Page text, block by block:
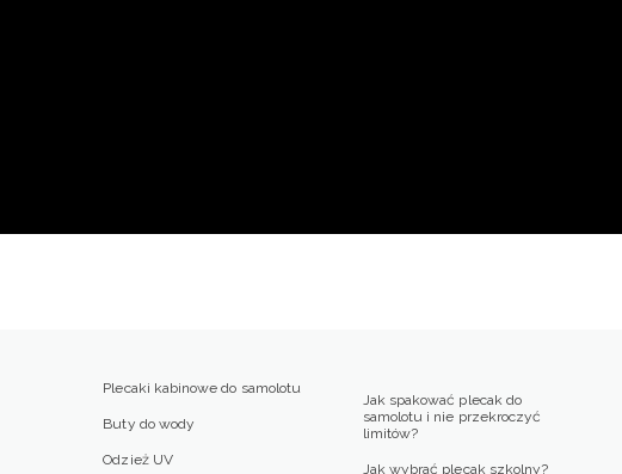
Plecaki kabinowe do samolotu
Buty do wody
Odzież UV
Jak spakować plecak do
samolotu i nie przekroczyć
limitów?
Jak wybrać plecak szkolny?